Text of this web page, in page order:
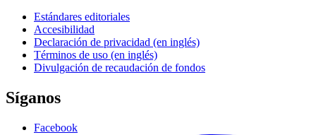
Estándares editoriales
Accesibilidad
Declaración de privacidad (en inglés)
Términos de uso (en inglés)
Divulgación de recaudación de fondos
Síganos
Facebook